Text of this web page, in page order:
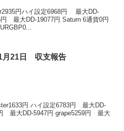
円ハイ設定6968円 最大DD-
最大DD-19077円 Saturn 6通貨0円
月21日 収支報告
円 ハイ設定6783円 最大DD-
最大DD-5947円 grape5259円 最大